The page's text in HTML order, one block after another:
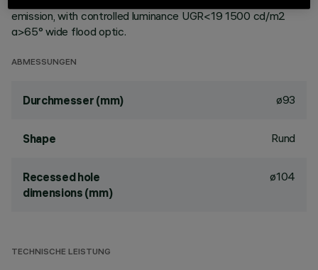
emission, with controlled luminance UGR<19 1500 cd/m2
α>65° wide flood optic.
ABMESSUNGEN
Durchmesser (mm) ø93
Shape Rund
Recessed hole
dimensions (mm)
ø104
TECHNISCHE LEISTUNG